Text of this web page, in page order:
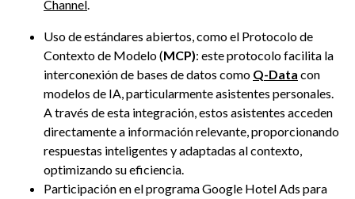
Channel.
Uso de estándares abiertos, como el Protocolo de
Contexto de Modelo (MCP): este protocolo facilita la
interconexión de bases de datos como Q-Data con
modelos de IA, particularmente asistentes personales.
A través de esta integración, estos asistentes acceden
directamente a información relevante, proporcionando
respuestas inteligentes y adaptadas al contexto,
optimizando su eficiencia.
Participación en el programa Google Hotel Ads para